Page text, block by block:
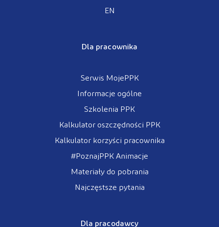
EN
Dla pracownika
Serwis MojePPK
Informacje ogólne
Szkolenia PPK
Kalkulator oszczędności PPK
Kalkulator korzyści pracownika
#PoznajPPK Animacje
Materiały do pobrania
Najczęstsze pytania
Dla pracodawcy